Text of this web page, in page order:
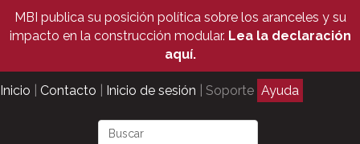
MBI publica su posición política sobre los aranceles y su
impacto en la construcción modular. Lea la declaración
aquí.
Inicio Contacto Inicio de sesión | Soporte Ayuda